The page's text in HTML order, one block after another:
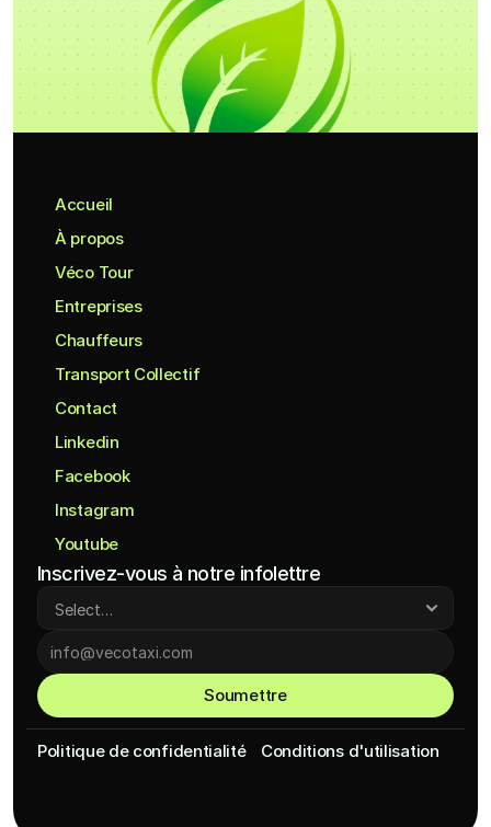
Accueil
À propos
Véco Tour
Entreprises
Chauffeurs
Transport Collectif
Contact
Linkedin
Facebook
Instagram
Youtube
Inscrivez-vous à notre infolettre
Soumettre
Politique de confidentialité Conditions d'utilisation